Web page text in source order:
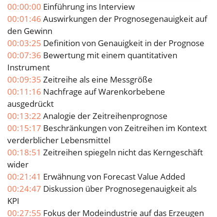
00:00:00 Einführung ins Interview
00:01:46 Auswirkungen der Prognosegenauigkeit auf
den Gewinn
00:03:25 Definition von Genauigkeit in der Prognose
00:07:36 Bewertung mit einem quantitativen
Instrument
00:09:35 Zeitreihe als eine Messgröße
00:11:16 Nachfrage auf Warenkorbebene
ausgedrückt
00:13:22 Analogie der Zeitreihenprognose
00:15:17 Beschränkungen von Zeitreihen im Kontext
verderblicher Lebensmittel
00:18:51 Zeitreihen spiegeln nicht das Kerngeschäft
wider
00:21:41 Erwähnung von Forecast Value Added
00:24:47 Diskussion über Prognosegenauigkeit als
KPI
00:27:55 Fokus der Modeindustrie auf das Erzeugen